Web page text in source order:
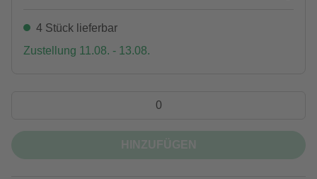
4 Stück lieferbar
Zustellung 11.08. - 13.08.